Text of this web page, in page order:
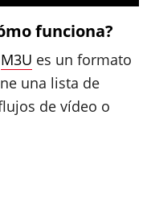
funciona?
M3U es un formato
una lista de
de vídeo o